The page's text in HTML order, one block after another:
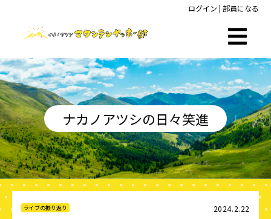
ログイン | 部員になる
ナカノアツシの日々笑進
ライブの振り返り 2024.2.22